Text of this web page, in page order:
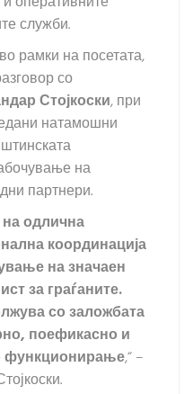
служби.
рамки на посетата,
со
Стојкоски, при
натамошни
на
партнери.
одлична
координација
на значаен
за граѓаните.
со заложбата
поефикасно и
функционирање,“ –